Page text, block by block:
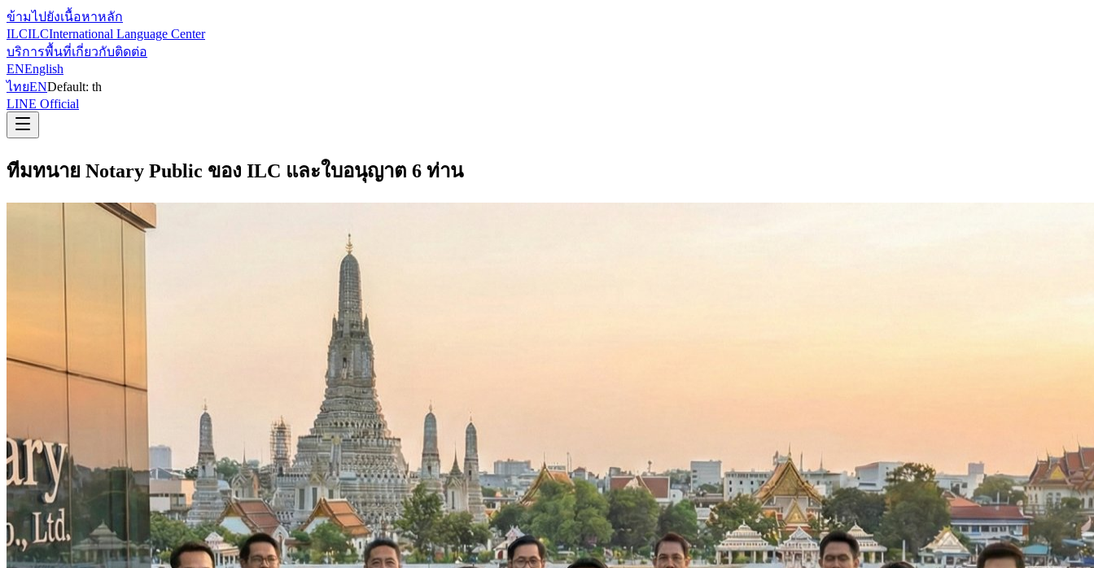
ข้ามไปยังเนื้อหาหลัก
ILCILCInternational Language Center
บริการพื้นที่เกี่ยวกับติดต่อ
ENEnglish
ไทยENDefault: th
LINE Official
ทีมทนาย Notary Public ของ ILC และใบอนุญาต 6 ท่าน